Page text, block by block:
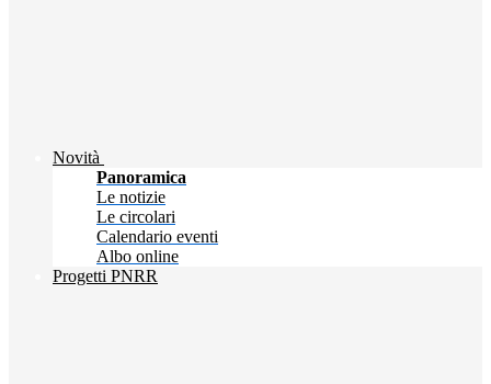
Novità
Panoramica
Le notizie
Le circolari
Calendario eventi
Albo online
Progetti PNRR